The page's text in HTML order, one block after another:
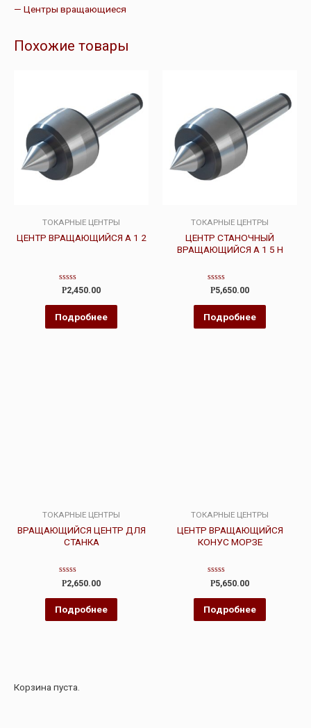
— Центры вращающиеся
Похожие товары
ТОКАРНЫЕ ЦЕНТРЫ
ЦЕНТР ВРАЩАЮЩИЙСЯ А 1 2
Оценка
из
Р2,450.00
Подробнее
ТОКАРНЫЕ ЦЕНТРЫ
ЦЕНТР СТАНОЧНЫЙ
ВРАЩАЮЩИЙСЯ А 1 5 Н
Оценка
из
Р5,650.00
Подробнее
ТОКАРНЫЕ ЦЕНТРЫ
ВРАЩАЮЩИЙСЯ ЦЕНТР ДЛЯ
СТАНКА
Оценка
0
из
Р2,650.00
Подробнее
ТОКАРНЫЕ ЦЕНТРЫ
ЦЕНТР ВРАЩАЮЩИЙСЯ
КОНУС МОРЗЕ
Оценка
0
из
Р5,650.00
Подробнее
Корзина пуста.